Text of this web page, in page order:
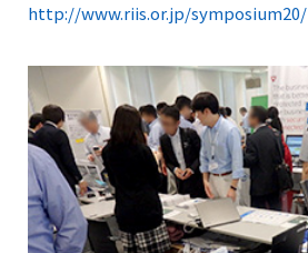
http://www.riis.or.jp/symposium20/